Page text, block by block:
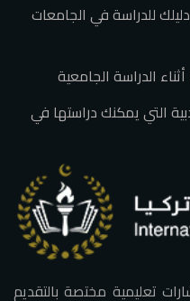
للدراسة في الجامعات
الدراسة الجامعية
التي يمكنك دراستها في
تعليمية مختصة بالتقديم